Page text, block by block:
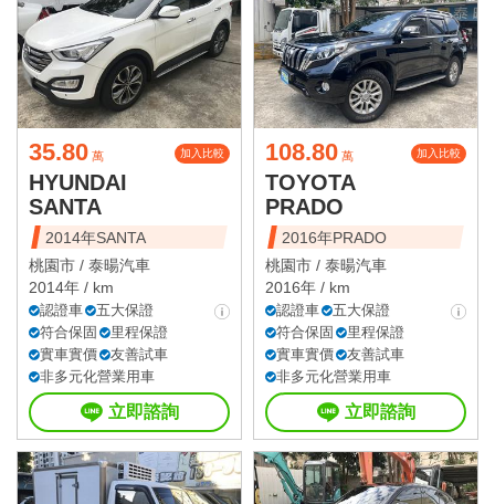
35.80 萬 加入比較
HYUNDAI
SANTA
2014年SANTA
桃園市 / 泰暘汽車
2014年 / km
認證車
五大保證
符合保固
里程保證
實車實價
友善試車
非多元化營業用車
立即諮詢
108.80 萬 加入比較
TOYOTA
PRADO
2016年PRADO
桃園市 / 泰暘汽車
2016年 / km
認證車
五大保證
符合保固
里程保證
實車實價
友善試車
非多元化營業用車
立即諮詢